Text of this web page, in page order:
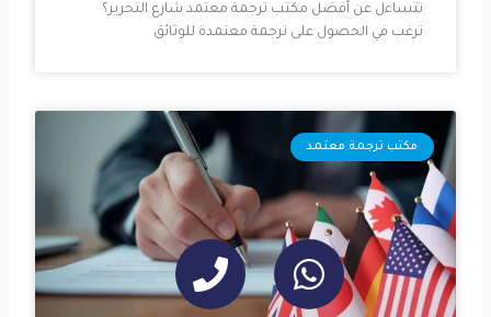
تتساءل عن أفضل مكتب ترجمة معتمد شارع التحرير؟
ترغب في الحصول على ترجمة معتمدة للوثائق
مكتب ترجمة معتمد